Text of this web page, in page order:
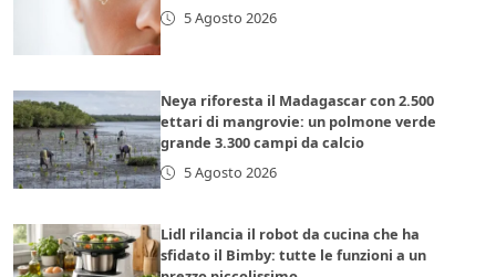
5 Agosto 2026
Neya riforesta il Madagascar con 2.500
ettari di mangrovie: un polmone verde
grande 3.300 campi da calcio
5 Agosto 2026
Lidl rilancia il robot da cucina che ha
sfidato il Bimby: tutte le funzioni a un